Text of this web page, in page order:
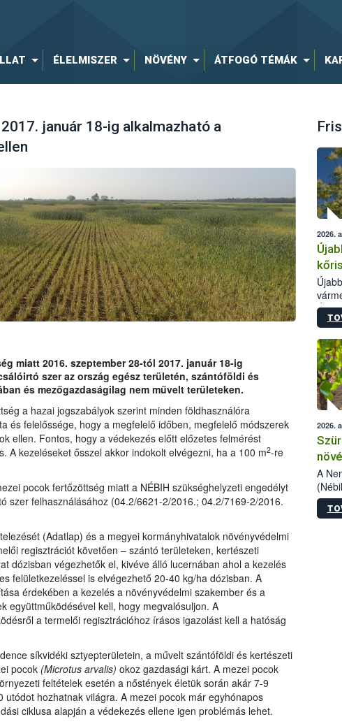
ÉLELMISZER NÖVÉNY ÁTFOGÓ TÉMÁK
január 18-ig alkalmazható a
miatt 2016. szeptember 28-tól 2017. január 18-ig
szer az ország egész területén, szántóföldi és
és mezőgazdaságilag nem művelt területeken.
a hazai jogszabályok szerint minden földhasználóra
és felelőssége, hogy a megfelelő időben, megfelelő módszerek
ellen. Fontos, hogy a védekezés előtt előzetes felmérést
A kezeléseket ősszel akkor indokolt elvégezni, ha a 100 m2-re
pocok fertőzöttség miatt a NÉBIH szükséghelyzeti engedélyt
szer felhasználásához (04.2/6621-2/2016.; 04.2/7169-2/2016.
(Adatlap) és a megyei kormányhivatalok növényvédelmi
regisztrációt követően – szántó területeken, kertészeti
dózisban végezhetők el, kivéve álló lucernában ahol a kezelés
felületkezeléssel is elvégezhető 20-40 kg/ha dózisban. A
érdekében a kezelés a növényvédelmi szakember és a
együttműködésével kell, hogy megvalósuljon. A
a termelői regisztrációhoz írásos igazolást kell a hatóság
síkvidéki sztyepterületein, a művelt szántóföldi és kertészeti
pocok (Microtus arvalis) okoz gazdasági kárt. A mezei pocok
feltételek esetén a nőstények életük során akár 7-9
utódot hozhatnak világra. A mezei pocok már egyhónapos
ciklusa alapján a védekezés ellene igen problémás lehet.
2026.
2026.
A